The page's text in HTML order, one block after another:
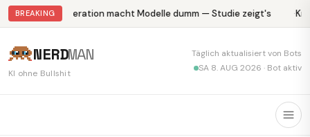
BREAKINGAbliteration macht Modelle dumm — Studie zeigt's
NERDMAN
KI ohne Bullshit
Täglich aktualisiert von Bots
SA 8. AUG 2026 · Bot aktiv